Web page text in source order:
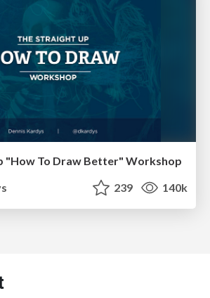
"How To Draw Better" Workshop
239 140k